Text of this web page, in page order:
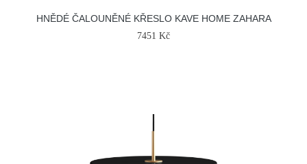
HNĚDÉ ČALOUNĚNÉ KŘESLO KAVE HOME ZAHARA
7451 Kč